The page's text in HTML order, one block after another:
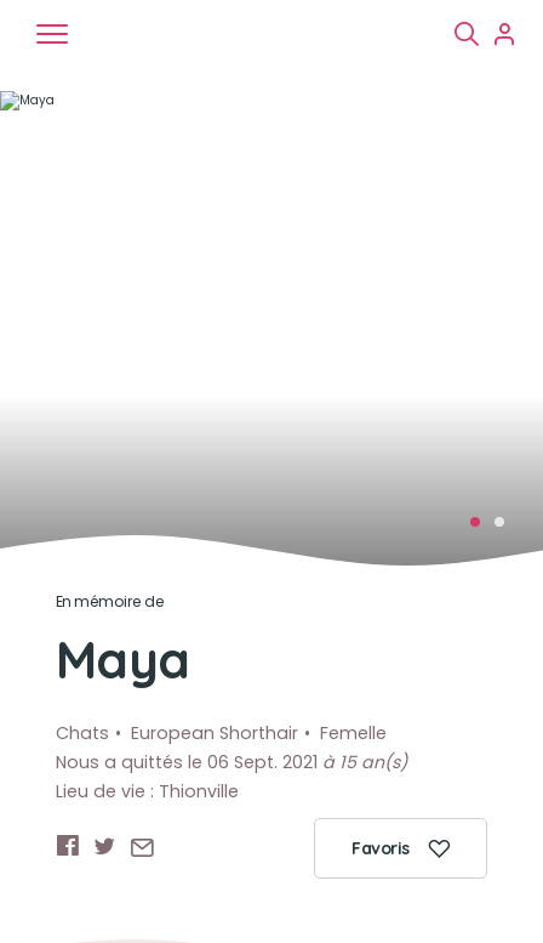
En mémoire de
Maya
Chats European Shorthair
Femelle
Nous a quittés le 06 Sept. 2021 à 15 an(s)
Lieu de vie : Thionville
Favoris